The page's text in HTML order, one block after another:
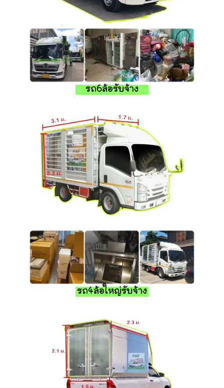
รถ6ล้อรับจ้าง
รถ4ล้อใหญ่รับจ้าง